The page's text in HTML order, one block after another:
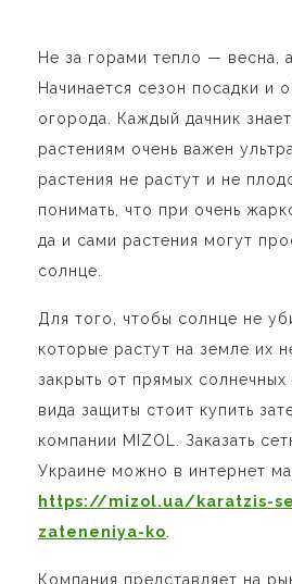
Не за горами тепло — весна,
Начинается сезон посадки и
огорода. Каждый дачник
растениям очень важен
растения не растут и не
понимать, что при очень
да и сами растения могут
солнце.
Для того, чтобы солнце не
которые растут на земле их
закрыть от прямых
вида защиты стоит купить
компании MIZOL. Заказать
Украине можно в интернет
https://mizol.ua/karatzis-
zateneniya-ko
Компания представляет на